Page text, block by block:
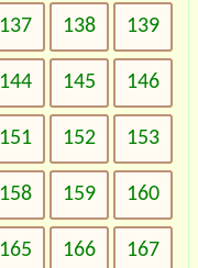
137 138 139
144 145 146
151 152 153
158 159 160
165 166 167